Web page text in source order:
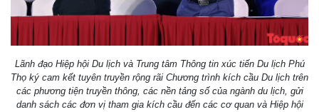
Lãnh đạo Hiệp hội Du lịch và Trung tâm Thông tin xúc tiến Du lịch Phú
Thọ ký cam kết tuyên truyền rộng rãi Chương trình kích cầu Du lịch trên
các phương tiện truyền thông, các nền tảng số của ngành du lịch, gửi
danh sách các đơn vị tham gia kích cầu đến các cơ quan và Hiệp hội